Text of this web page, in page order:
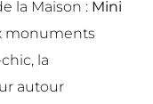
la Maison : Mini
monuments
la
autour